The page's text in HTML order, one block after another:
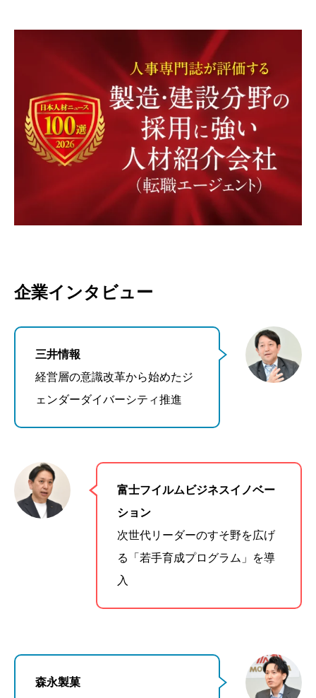
企業インタビュー
三井情報
経営層の意識改革から始めたジ
ェンダーダイバーシティ推進
富士フイルムビジネスイノベー
ション
次世代リーダーのすそ野を広げ
る「若手育成プログラム」を導
入
森永製菓